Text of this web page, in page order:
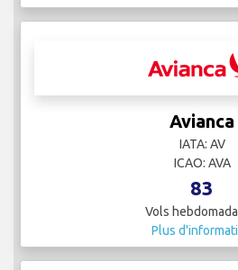
Avianca
IATA: AV
ICAO: AVA
83
Vols
Plus